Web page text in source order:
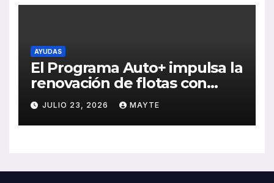
AYUDAS
El Programa Auto+ impulsa la
renovación de flotas con
ayudas a vehículos eléctricos
ligeros
JULIO 23, 2026 MAYTE